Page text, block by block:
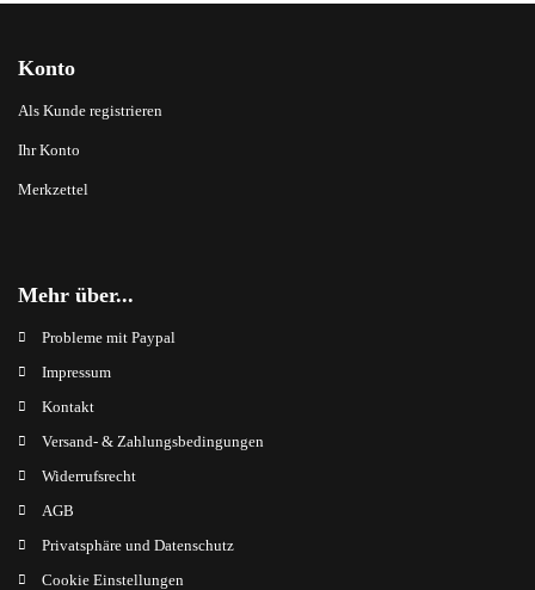
Konto
Als Kunde registrieren
Ihr Konto
Merkzettel
Mehr über...
Probleme mit Paypal
Impressum
Kontakt
Versand- & Zahlungsbedingungen
Widerrufsrecht
AGB
Privatsphäre und Datenschutz
Cookie Einstellungen